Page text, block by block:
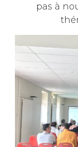
pas à